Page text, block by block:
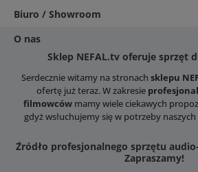
Biuro / Showroom
O nas
Sklep NEFAL.tv oferuje sprzęt
Serdecznie witamy na stronach sklepu
ofertę już teraz. W zakresie
filmowców mamy wiele ciekawych
gdyż wsłuchujemy się w potrzeby
Źródło profesjonalnego sprzętu
Zapraszamy!